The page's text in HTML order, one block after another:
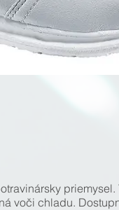
voči chladu.